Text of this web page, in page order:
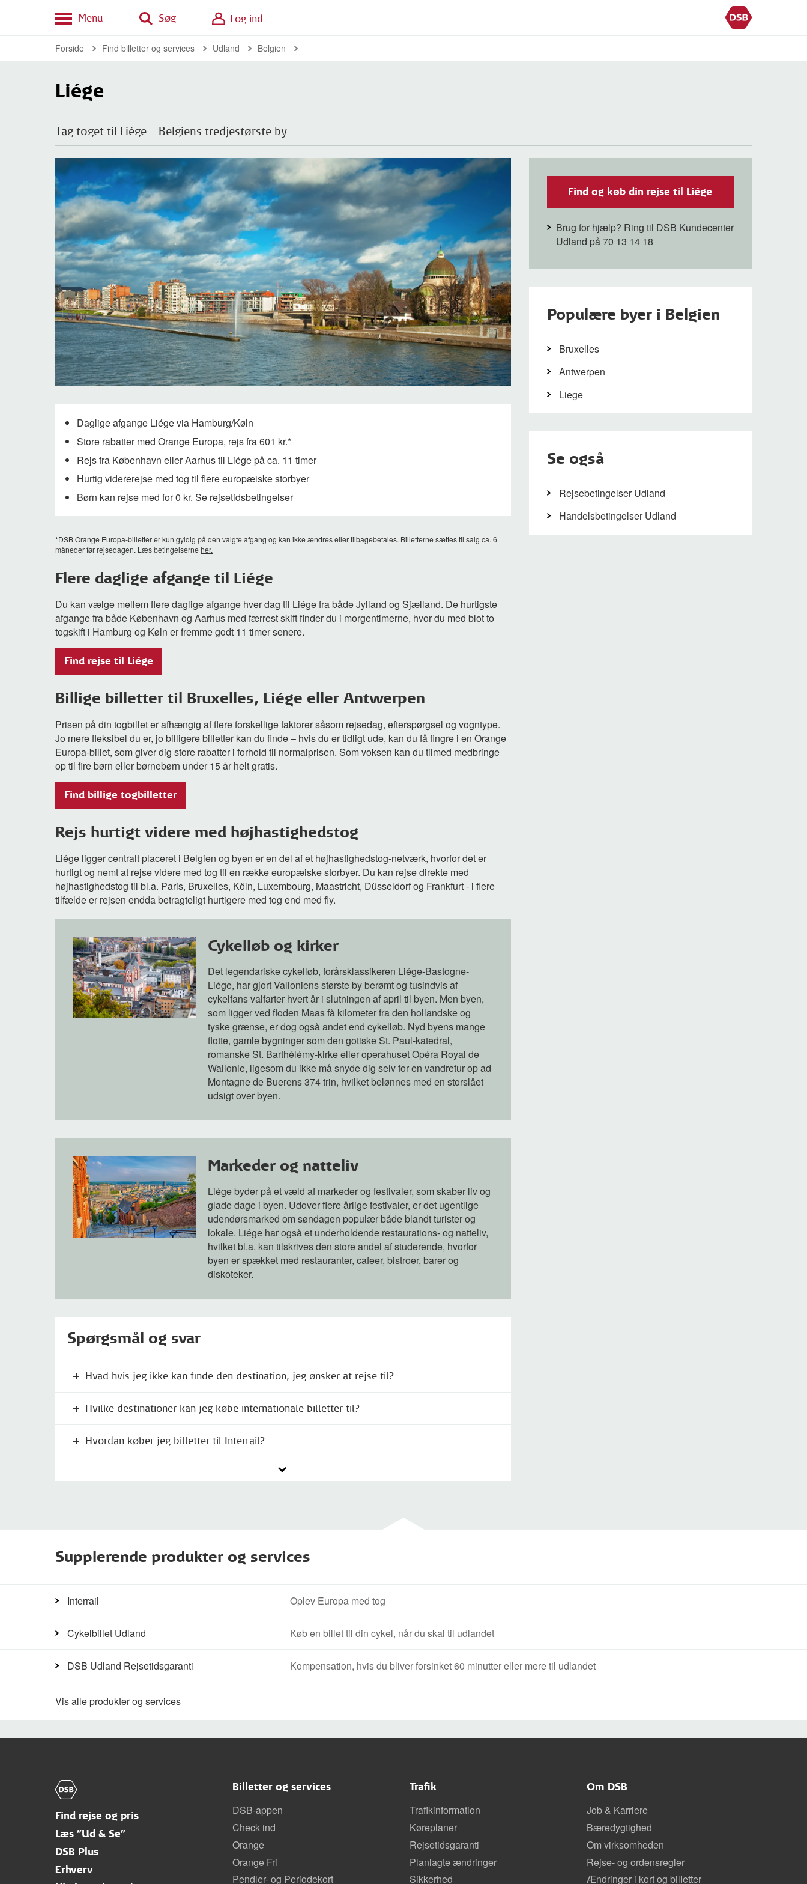
Menu Søg Log ind
Forside Find billetter og services Udland Belgien
Liége
Tag toget til Liége – Belgiens tredjestørste by
Daglige afgange Liége via Hamburg/Køln
Store rabatter med Orange Europa, rejs fra 601 kr.*
Rejs fra København eller Aarhus til Liége på ca. 11 timer
Hurtig vidererejse med tog til flere europæiske storbyer
Børn kan rejse med for 0 kr. Se rejsetidsbetingelser
*DSB Orange Europa-billetter er kun gyldig på den valgte afgang og kan ikke ændres eller tilbagebetales. Billetterne sættes til salg ca. 6
måneder før rejsedagen. Læs betingelserneher.
Flere daglige afgange til Liége
Du kan vælge mellem flere daglige afgange hver dag til Liége fra både Jylland og Sjælland. De hurtigste
afgange fra både København og Aarhus med færrest skift finder du i morgentimerne, hvor du med blot to
togskift i Hamburg og Køln er fremme godt 11 timer senere.
Find rejse til Liége
Billige billetter til Bruxelles, Liége eller Antwerpen
Prisen på din togbillet er afhængig af flere forskellige faktorer såsom rejsedag, efterspørgsel og vogntype.
Jo mere fleksibel du er, jo billigere billetter kan du finde – hvis du er tidligt ude, kan du få fingre i en Orange
Europa-billet, som giver dig store rabatter i forhold til normalprisen. Som voksen kan du tilmed medbringe
op til fire børn eller børnebørn under 15 år helt gratis.
Find billige togbilletter
Rejs hurtigt videre med højhastighedstog
Liége ligger centralt placeret i Belgien og byen er en del af et højhastighedstog-netværk, hvorfor det er
hurtigt og nemt at rejse videre med tog til en række europæiske storbyer. Du kan rejse direkte med
højhastighedstog til bl.a. Paris, Bruxelles, Köln, Luxembourg, Maastricht, Düsseldorf og Frankfurt - i flere
tilfælde er rejsen endda betragteligt hurtigere med tog end med fly.
Cykelløb og kirker
Det legendariske cykelløb, forårsklassikeren Liége-Bastogne-
Liége, har gjort Valloniens største by berømt og tusindvis af
cykelfans valfarter hvert år i slutningen af april til byen. Men byen,
som ligger ved floden Maas få kilometer fra den hollandske og
tyske grænse, er dog også andet end cykelløb. Nyd byens mange
flotte, gamle bygninger som den gotiske St. Paul-katedral,
romanske St. Barthélémy-kirke eller operahuset Opéra Royal de
Wallonie, ligesom du ikke må snyde dig selv for en vandretur op ad
Montagne de Buerens 374 trin, hvilket belønnes med en storslået
udsigt over byen.
Markeder og natteliv
Liége byder på et væld af markeder og festivaler, som skaber liv og
glade dage i byen. Udover flere årlige festivaler, er det ugentlige
udendørsmarked om søndagen populær både blandt turister og
lokale. Liége har også et underholdende restaurations- og natteliv,
hvilket bl.a. kan tilskrives den store andel af studerende, hvorfor
byen er spækket med restauranter, cafeer, bistroer, barer og
diskoteker.
Spørgsmål og svar
Hvad hvis jeg ikke kan finde den destination, jeg ønsker at rejse til?
Hvilke destinationer kan jeg købe internationale billetter til?
Hvordan køber jeg billetter til Interrail?
Find og køb din rejse til Liége
Brug for hjælp? Ring til DSB Kundecenter
Udland på 70 13 14 18
Populære byer i Belgien
Bruxelles
Antwerpen
Liege
Se også
Rejsebetingelser Udland
Handelsbetingelser Udland
Supplerende produkter og services
Interrail Oplev Europa med tog
Cykelbillet Udland Køb en billet til din cykel, når du skal til udlandet
DSB Udland Rejsetidsgaranti Kompensation, hvis du bliver forsinket 60 minutter eller mere til udlandet
Vis alle produkter og services
Find rejse og pris
Læs "Ud & Se"
DSB Plus
Erhverv
Billetter og services
DSB-appen
Check ind
Orange
Orange Fri
Pendler- og Periodekort
Trafik
Trafikinformation
Køreplaner
Rejsetidsgaranti
Planlagte ændringer
Sikkerhed
Om DSB
Job & Karriere
Bæredygtighed
Om virksomheden
Rejse- og ordensregler
Ændringer i kort og billetter